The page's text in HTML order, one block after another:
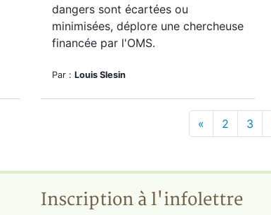
dangers sont écartées ou
minimisées, déplore une chercheuse
financée par l'OMS.
Par : Louis Slesin
« 2 3
Inscription à l'infolettre